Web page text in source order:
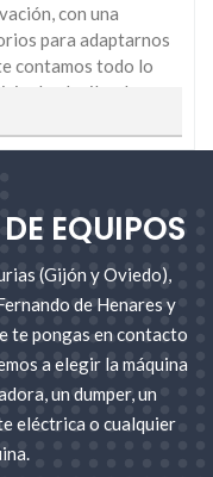
con una
para adaptarnos
contamos todo lo
de alquiler de
beneficiarte de
trabajos de
pozos,
etc. La
de diferentes
cargadoras,
máquinas tiene
función del tipo y
de la
EQUIPOS
(Gijón y Oviedo),
de Henares y
te pongas en contacto
a elegir la máquina
un dumper, un
eléctrica o cualquier